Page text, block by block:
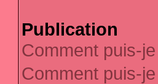
Publication
Comment puis-
Comment puis-